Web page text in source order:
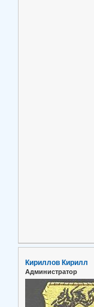
Кириллов Кирилл
Администратор